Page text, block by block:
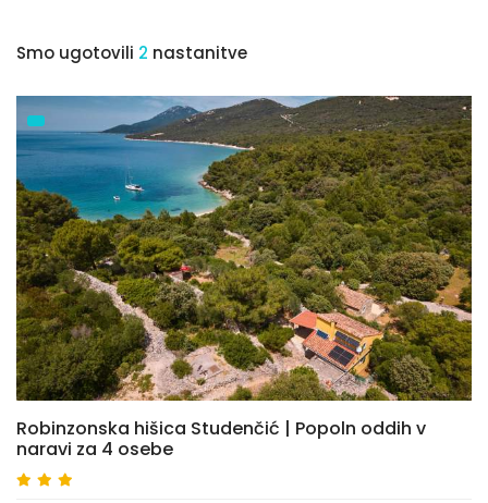
Smo ugotovili 2 nastanitve
Robinzonska hišica Studenčić | Popoln oddih v
naravi za 4 osebe